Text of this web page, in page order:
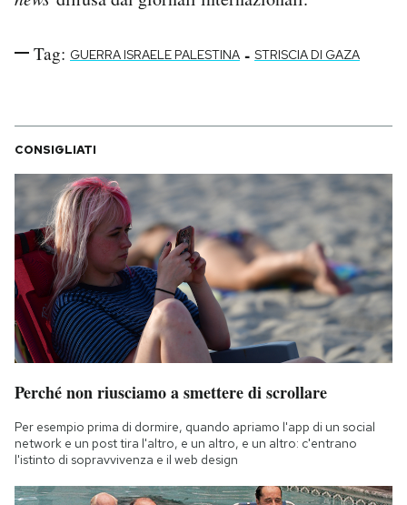
Tag: GUERRA ISRAELE PALESTINA - STRISCIA DI GAZA
CONSIGLIATI
Perché non riusciamo a smettere di scrollare
Per esempio prima di dormire, quando apriamo l'app di un social
network e un post tira l'altro, e un altro, e un altro: c'entrano
l'istinto di sopravvivenza e il web design